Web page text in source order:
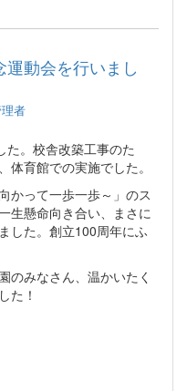
動会を行いまし
者
た。校舎改築工事のた
育館での実施でした。
かって一歩一歩～」のス
生懸命向き合い、まさに
した。創立100周年にふ
のみなさん、温かいたく
た！